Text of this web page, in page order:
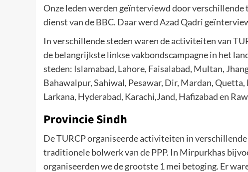
Onze leden werden geïnterviewd door
dienst van de BBC. Daar werd Azad Qadri
In verschillende steden waren de activiteiten van
de belangrijkste linkse vakbondscampagne in het
steden: Islamabad, Lahore, Faisalabad, Multan,
Bahawalpur, Sahiwal, Pesawar, Dir, Mardan,
Larkana, Hyderabad, Karachi,Jand, Hafizabad en
Provincie Sindh
De TURCP organiseerde activiteiten in
traditionele bolwerk van de PPP. In Mirpurkhas
organiseerden we de grootste 1 mei betoging. Er